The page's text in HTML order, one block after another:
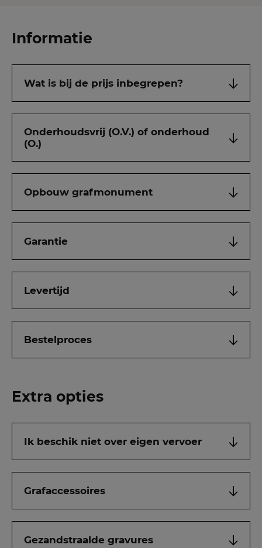
Informatie
Wat is bij de prijs inbegrepen?
Onderhoudsvrij (O.V.) of onderhoud
(O.)
Opbouw grafmonument
Garantie
Levertijd
Bestelproces
Extra opties
Ik beschik niet over eigen vervoer
Grafaccessoires
Gezandstraalde gravures